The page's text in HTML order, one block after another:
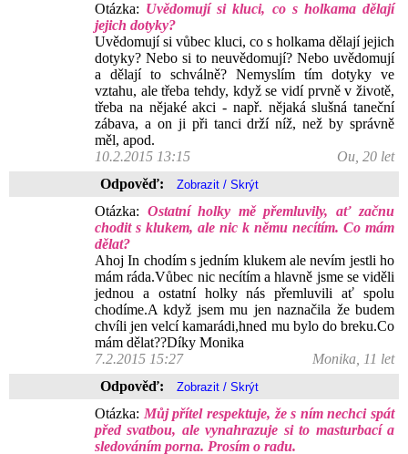
Otázka: Uvědomují si kluci, co s holkama dělají
jejich dotyky?
Uvědomují si vůbec kluci, co s holkama dělají jejich
dotyky? Nebo si to neuvědomují? Nebo uvědomují
a dělají to schválně? Nemyslím tím dotyky ve
vztahu, ale třeba tehdy, když se vidí prvně v životě,
třeba na nějaké akci - např. nějaká slušná taneční
zábava, a on ji při tanci drží níž, než by správně
měl, apod.
10.2.2015 13:15
Ou, 20 let
Odpověď:
Otázka: Ostatní holky mě přemluvily, ať začnu
chodit s klukem, ale nic k němu necítím. Co mám
dělat?
Ahoj In chodím s jedním klukem ale nevím jestli ho
mám ráda.Vůbec nic necítím a hlavně jsme se viděli
jednou a ostatní holky nás přemluvili ať spolu
chodíme.A když jsem mu jen naznačila že budem
chvíli jen velcí kamarádi,hned mu bylo do breku.Co
mám dělat??Díky Monika
7.2.2015 15:27
Monika, 11 let
Odpověď:
Otázka: Můj přítel respektuje, že s ním nechci spát
před svatbou, ale vynahrazuje si to masturbací a
sledováním porna. Prosím o radu.